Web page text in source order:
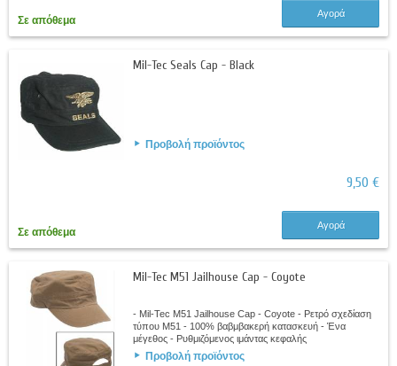
Σε απόθεμα
Αγορά
Mil-Tec Seals Cap - Black
Προβολή προϊόντος
9,50 €
Σε απόθεμα
Αγορά
Mil-Tec M51 Jailhouse Cap - Coyote
- Mil-Tec M51 Jailhouse Cap - Coyote - Ρετρό σχεδίαση
τύπου Μ51 - 100% βαβμβακερή κατασκευή - Ένα
μέγεθος - Ρυθμιζόμενος ιμάντας κεφαλής
Προβολή προϊόντος